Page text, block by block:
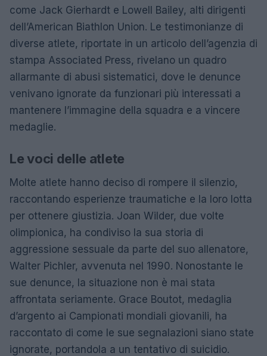
come Jack Gierhardt e Lowell Bailey, alti dirigenti
dell’American Biathlon Union. Le testimonianze di
diverse atlete, riportate in un articolo dell’agenzia di
stampa Associated Press, rivelano un quadro
allarmante di abusi sistematici, dove le denunce
venivano ignorate da funzionari più interessati a
mantenere l’immagine della squadra e a vincere
medaglie.
Le voci delle atlete
Molte atlete hanno deciso di rompere il silenzio,
raccontando esperienze traumatiche e la loro lotta
per ottenere giustizia. Joan Wilder, due volte
olimpionica, ha condiviso la sua storia di
aggressione sessuale da parte del suo allenatore,
Walter Pichler, avvenuta nel 1990. Nonostante le
sue denunce, la situazione non è mai stata
affrontata seriamente. Grace Boutot, medaglia
d’argento ai Campionati mondiali giovanili, ha
raccontato di come le sue segnalazioni siano state
ignorate, portandola a un tentativo di suicidio.